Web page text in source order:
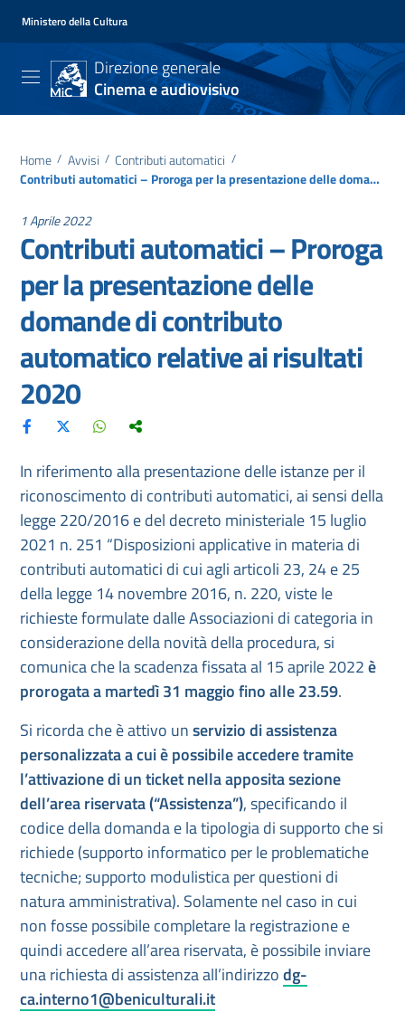
Ministero della Cultura
Direzione generale
Cinema e audiovisivo
Home / Avvisi / Contributi automatici /
Contributi automatici – Proroga per la presentazione delle domande di contributo automatico relative ai risultati 2020
1 Aprile 2022
Contributi automatici – Proroga
per la presentazione delle
domande di contributo
automatico relative ai risultati
2020
In riferimento alla presentazione delle istanze per il
riconoscimento di contributi automatici, ai sensi della
legge 220/2016 e del decreto ministeriale 15 luglio
2021 n. 251 “Disposizioni applicative in materia di
contributi automatici di cui agli articoli 23, 24 e 25
della legge 14 novembre 2016, n. 220, viste le
richieste formulate dalle Associazioni di categoria in
considerazione della novità della procedura, si
comunica che la scadenza fissata al 15 aprile 2022è
prorogata a martedì 31 maggio fino alle 23.59.
Si ricorda che è attivo unservizio di assistenza
personalizzata a cui è possibile accedere tramite
l’attivazione di un ticket nella apposita sezione
dell’area riservata (“Assistenza”), specificando il
codice della domanda e la tipologia di supporto che si
richiede (supporto informatico per le problematiche
tecniche; supporto modulistica per questioni di
natura amministrativa). Solamente nel caso in cui
non fosse possibile completare la registrazione e
quindi accedere all’area riservata, è possibile inviare
una richiesta di assistenza all’indirizzodg-
ca.interno1@beniculturali.it